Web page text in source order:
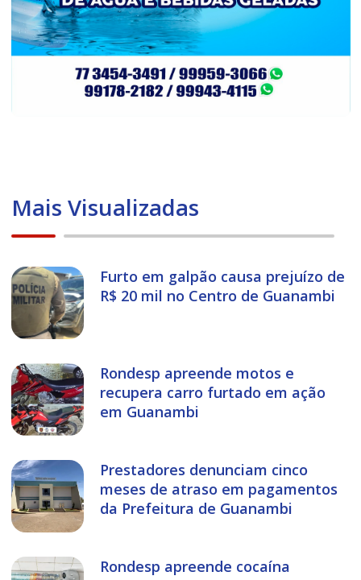
Mais Visualizadas
Furto em galpão causa prejuízo de
R$ 20 mil no Centro de Guanambi
Rondesp apreende motos e
recupera carro furtado em ação
em Guanambi
Prestadores denunciam cinco
meses de atraso em pagamentos
da Prefeitura de Guanambi
Rondesp apreende cocaína